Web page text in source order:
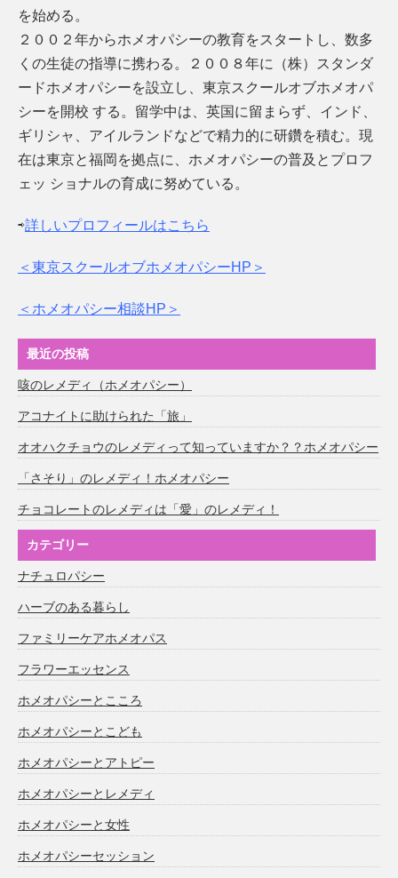
を始める。
２００２年からホメオパシーの教育をスタートし、数多
くの生徒の指導に携わる。２００８年に（株）スタンダ
ードホメオパシーを設立し、東京スクールオブホメオパ
シーを開校 する。留学中は、英国に留まらず、インド、
ギリシャ、アイルランドなどで精力的に研鑽を積む。現
在は東京と福岡を拠点に、ホメオパシーの普及とプロフ
ェッ ショナルの育成に努めている。
⇨詳しいプロフィールはこちら
＜東京スクールオブホメオパシーHP＞
＜ホメオパシー相談HP＞
最近の投稿
咳のレメディ（ホメオパシー）
アコナイトに助けられた「旅」
オオハクチョウのレメディって知っていますか？？ホメオパシー
「さそり」のレメディ！ホメオパシー
チョコレートのレメディは「愛」のレメディ！
カテゴリー
ナチュロパシー
ハーブのある暮らし
ファミリーケアホメオパス
フラワーエッセンス
ホメオパシーとこころ
ホメオパシーとこども
ホメオパシーとアトピー
ホメオパシーとレメディ
ホメオパシーと女性
ホメオパシーセッション